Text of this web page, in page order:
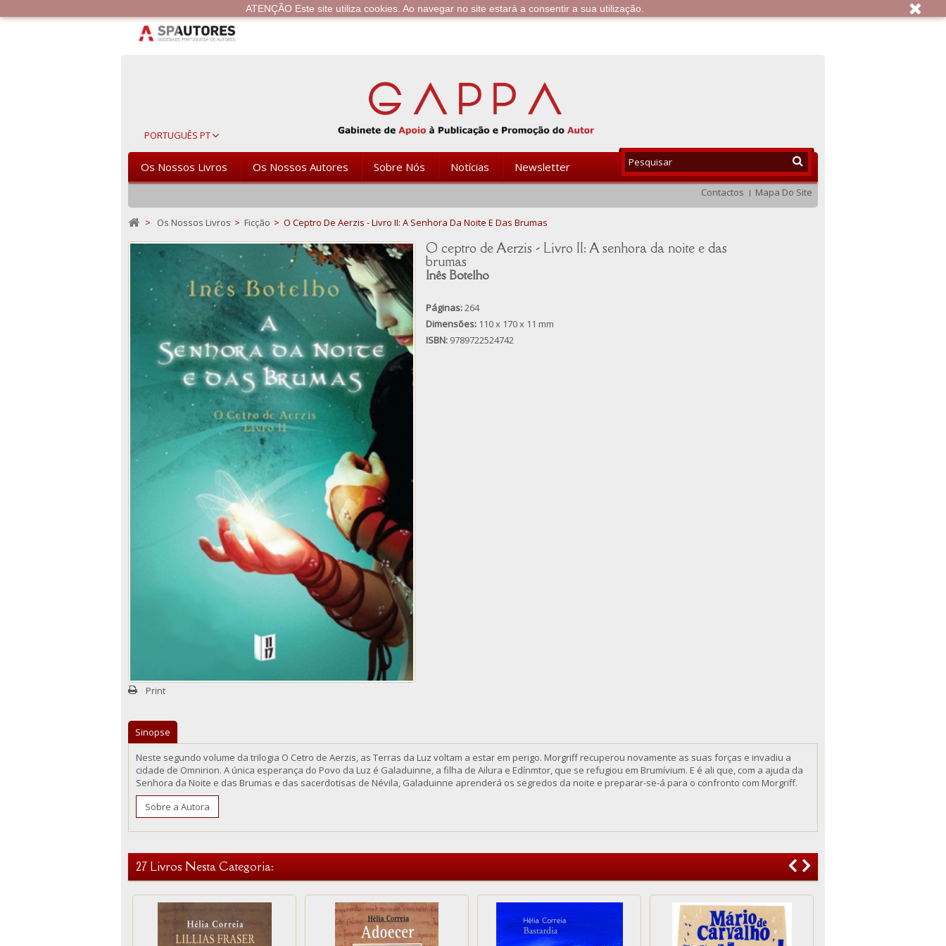
Os Nossos Livros Os Nossos Autores Sobre Nós Notícias Newsletter
PORTUGUÊS PT
Contactos Mapa Do Site
> Os Nossos Livros > Ficção > O Ceptro De Aerzis - Livro II: A Senhora Da Noite E Das Brumas
Print
O ceptro de Aerzis - Livro II: A senhora da noite e das
brumas
Inês Botelho
Páginas:264
Dimensões: 110 x 170 x 11 mm
ISBN: 9789722524742
Sinopse
Neste segundo volume da trilogia O Cetro de Aerzis, as Terras da Luz voltam a estar em perigo. Morgriff recuperou novamente as suas forças e invadiu a
cidade de Omnirion. A única esperança do Povo da Luz é Galaduinne, a filha de Ailura e Edínmtor, que se refugiou em Brumívium. E é ali que, com a ajuda da
Senhora da Noite e das Brumas e das sacerdotisas de Névila, Galaduinne aprenderá os segredos da noite e preparar-se-á para o confronto com Morgriff.
Sobre a Autora
27 Livros Nesta Categoria:
ATENÇÃO Este site utiliza cookies. Ao navegar no site estará a consentir a sua utilização.